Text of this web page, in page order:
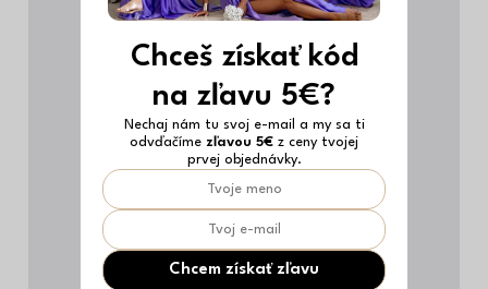
Chceš získať kód
na zľavu 5€?
Nechaj nám tu svoj e-mail a my sa ti
odvďačíme zľavou 5€ z ceny tvojej
prvej objednávky.
Chcem získať zľavu